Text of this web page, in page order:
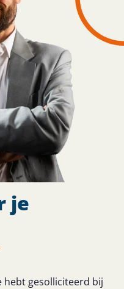
je
hebt gesolliciteerd bij